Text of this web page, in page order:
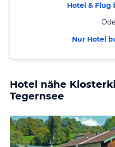
Hotel & Flug
Nur Hotel
Hotel nähe
Tegernsee